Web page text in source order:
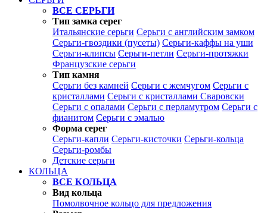
ВСЕ СЕРЬГИ
Тип замка серег
Итальянские серьги Серьги с английским замком
Серьги-гвоздики (пусеты) Серьги-каффы на уши
Серьги-клипсы Серьги-петли Серьги-протяжки
Французские серьги
Тип камня
Серьги без камней Серьги с жемчугом Серьги с
кристаллами Серьги с кристаллами Сваровски
Серьги с опалами Серьги с перламутром Серьги с
фианитом Серьги с эмалью
Форма серег
Серьги-капли Серьги-кисточки Серьги-кольца
Серьги-ромбы
Детские серьги
КОЛЬЦА
ВСЕ КОЛЬЦА
Вид кольца
Помолвочное кольцо для предложения